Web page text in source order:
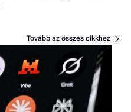
Tovább az összes cikkhez